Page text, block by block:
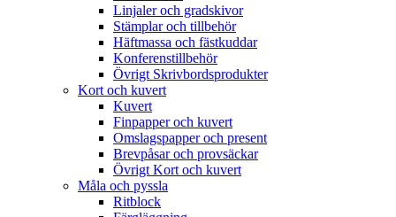
Linjaler och gradskivor
Stämplar och tillbehör
Häftmassa och fästkuddar
Konferenstillbehör
Övrigt Skrivbordsprodukter
Kort och kuvert
Kuvert
Finpapper och kuvert
Omslagspapper och present
Brevpåsar och provsäckar
Övrigt Kort och kuvert
Måla och pyssla
Ritblock